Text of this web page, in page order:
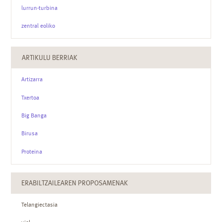
lurrun-turbina
zentral eoliko
ARTIKULU BERRIAK
Artizarra
Txertoa
Big Banga
Birusa
Proteina
ERABILTZAILEAREN PROPOSAMENAK
Telangiectasia